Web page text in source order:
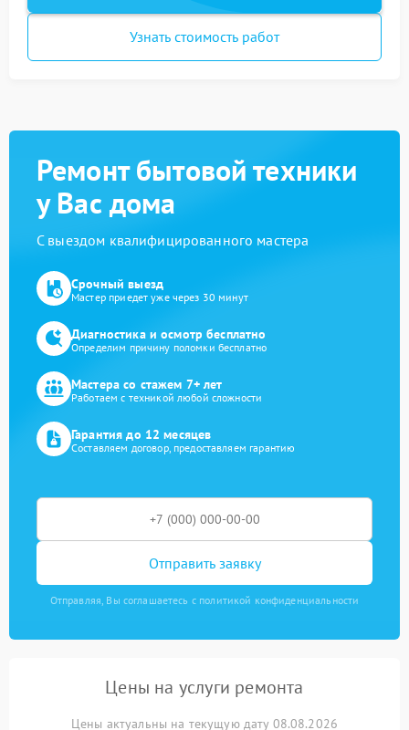
Узнать стоимость работ
Ремонт бытовой техники
у Вас дома
С выездом квалифицированного мастера
Срочный выезд
Мастер приедет уже через 30 минут
Диагностика и осмотр бесплатно
Определим причину поломки бесплатно
Мастера со стажем 7+ лет
Работаем с техникой любой сложности
Гарантия до 12 месяцев
Составляем договор, предоставляем гарантию
Отправить заявку
Отправляя, Вы соглашаетесь с политикой конфиденциальности
Цены на услуги ремонта
Цены актуальны на текущую дату 08.08.2026